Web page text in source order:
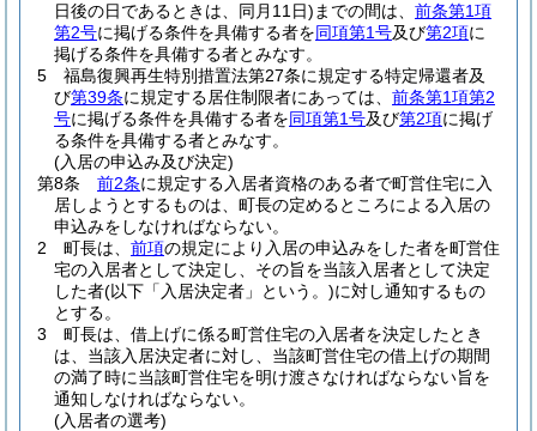
日後の日であるときは、同月11日) までの間は、 前条第1項
第2号に掲げる条件を具備する者を同項第1号及び第2項に
掲げる条件を具備する者とみなす。
5
福島復興再生特別措置法第27条に規定する特定帰還者及
び第39条に規定する居住制限者にあっては、 前条第1項第2
号に掲げる条件を具備する者を同項第1号及び第2項に掲げ
る条件を具備する者とみなす。
(入居の申込み及び決定)
第8条
前2条に規定する入居者資格のある者で町営住宅に入
居しようとするものは、町長の定めるところによる入居の
申込みをしなければならない。
2
町長は、 前項の規定により入居の申込みをした者を町営住
宅の入居者として決定し、その旨を当該入居者として決定
した者(以下「入居決定者」という。)に対し通知するもの
とする。
3
町長は、借上げに係る町営住宅の入居者を決定したとき
は、当該入居決定者に対し、当該町営住宅の借上げの期間
の満了時に当該町営住宅を明け渡さなければならない旨を
通知しなければならない。
(入居者の選考)